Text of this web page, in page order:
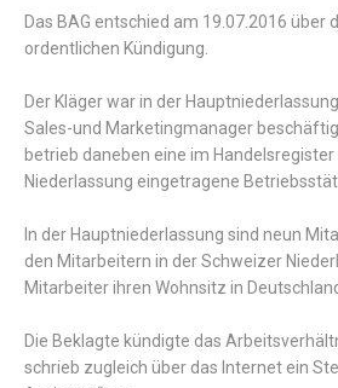
Das BAG entschied am 19.07.2016 über
ordentlichen Kündigung.
Der Kläger war in der
Sales-und Marketingmanager
betrieb daneben eine im
Niederlassung eingetragene
In der Hauptniederlassung sind neun
den Mitarbeitern in der Schweizer
Mitarbeiter ihren Wohnsitz in
Die Beklagte kündigte das
schrieb zugleich über das Internet ein